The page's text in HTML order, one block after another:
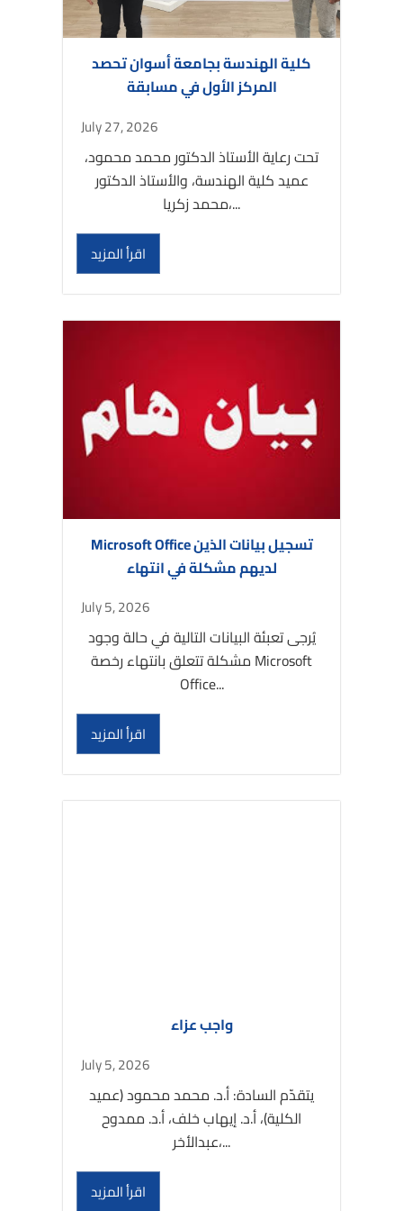
كلية الهندسة بجامعة أسوان تحصد
المركز الأول في مسابقة
July 27, 2026
تحت رعاية الأستاذ الدكتور محمد محمود،
عميد كلية الهندسة، والأستاذ الدكتور
محمد زكريا،...
اقرأ المزيد
Microsoft Office تسجيل بيانات الذين
لديهم مشكلة في انتهاء
July 5, 2026
يُرجى تعبئة البيانات التالية في حالة وجود
مشكلة تتعلق بانتهاء رخصة Microsoft
Office...
اقرأ المزيد
واجب عزاء
July 5, 2026
يتقدّم السادة: أ.د. محمد محمود (عميد
الكلية)، أ.د. إيهاب خلف، أ.د. ممدوح
عبدالأخر،...
اقرأ المزيد